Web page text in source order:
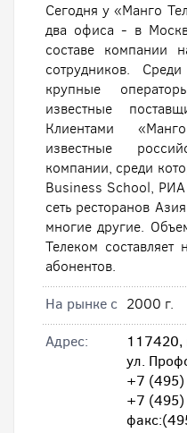
Сегодня у «Манго
два офиса - в
составе компании
сотрудников.
крупные
известные
Клиентами
известные
компании, среди
Business School,
сеть ресторанов
многие другие.
Телеком составляет
абонентов.
На рынке с 2000 г.
Адрес:
117420,
ул.
+7
+7